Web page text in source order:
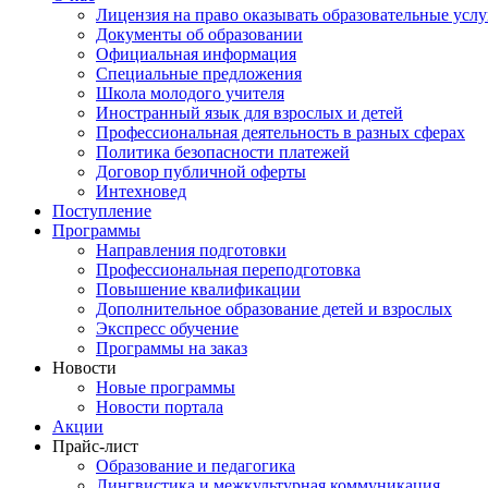
Лицензия на право оказывать образовательные
Документы об образовании
Официальная информация
Специальные предложения
Школа молодого учителя
Иностранный язык для взрослых и детей
Профессиональная деятельность в разных сферах
Политика безопасности платежей
Договор публичной оферты
Интехновед
Поступление
Программы
Направления подготовки
Профессиональная переподготовка
Повышение квалификации
Дополнительное образование детей и взрослых
Экспресс обучение
Программы на заказ
Новости
Новые программы
Новости портала
Акции
Прайс-лист
Образование и педагогика